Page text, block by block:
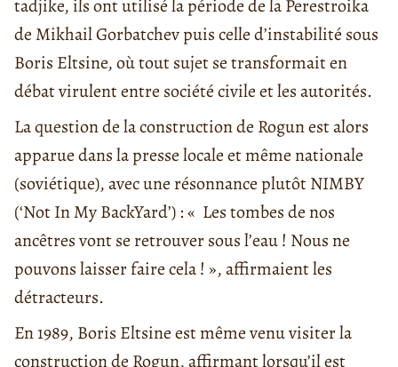
tadjike, ils ont utilisé la période de la Perestroika
de Mikhail Gorbatchev puis celle d’instabilité sous
Boris Eltsine, où tout sujet se transformait en
débat virulent entre société civile et les autorités.
La question de la construction de Rogun est alors
apparue dans la presse locale et même nationale
(soviétique), avec une résonnance plutôt NIMBY
(‘Not In My BackYard’) : « Les tombes de nos
ancêtres vont se retrouver sous l’eau ! Nous ne
pouvons laisser faire cela ! », affirmaient les
détracteurs.
En 1989, Boris Eltsine est même venu visiter la
construction de Rogun, affirmant lorsqu’il est